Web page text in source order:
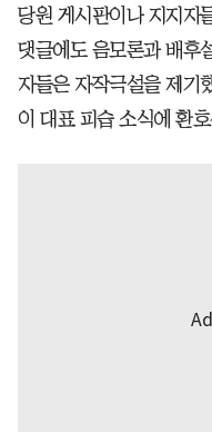
당원 게시판이나 지지자
댓글에도 음모론과 배후
자들은 자작극설을 제기
이 대표 피습 소식에 환